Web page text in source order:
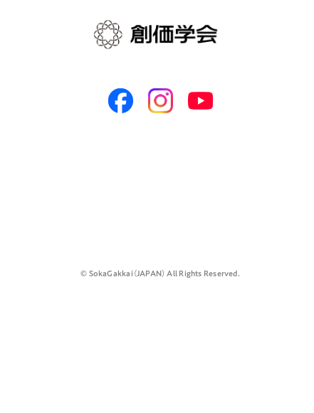
©️ SokaGakkai（JAPAN） All Rights Reserved.